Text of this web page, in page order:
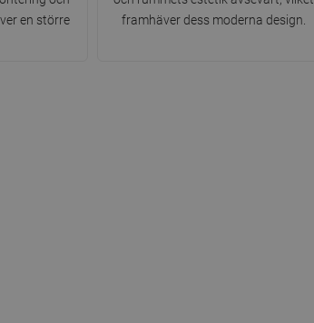
en större
framhäver dess moderna design.